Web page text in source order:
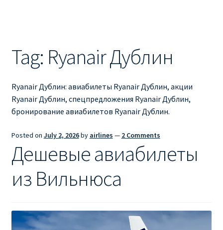
RYANAIR ИЗ РИГИ
RYANAIR ИЗ ТАЛЛИНА
Ryanair из Тампере
RYANAIR ИЗ ЧЕХИИ | ПРАГА, ОСТРАВА, ПАРДУБИЦЕ,
Ryanair изменения
Tag: Ryanair Дублин
Ryanair Дублин: авиабилеты Ryanair Дублин, акции
Ryanair Дублин, спецпредложения Ryanair Дублин,
бронирование авиабилетов Ryanair Дублин.
Posted on July 2, 2026by airlines — 2 Comments
Дешевые авиабилеты
из Вильнюса